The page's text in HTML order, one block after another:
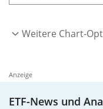
Weitere Chart-
Anzeige
ETF-News und